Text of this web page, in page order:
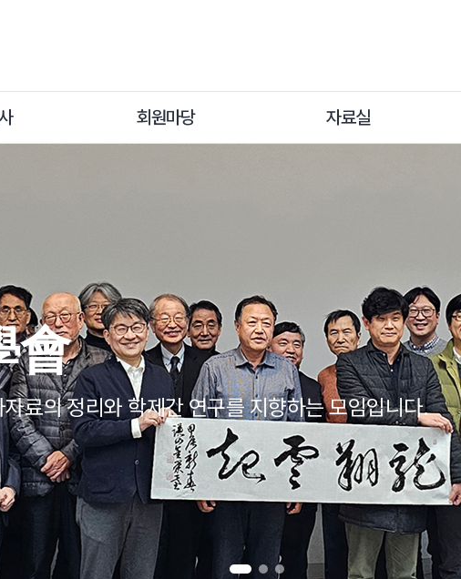
회원마당 자료실
會
료의 정리와 학제간 연구를 지향하는 모임입니다.
會
료의 정리와 학제간 연구를 지향하는 모임입니다.